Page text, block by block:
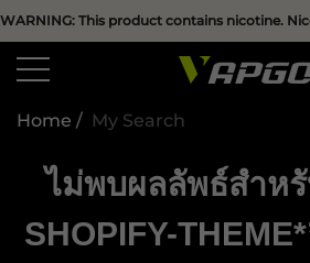
WARNING: This product contains nicotine.
Home My Search
ไม่พบผลลัพธ์สำหรั
SHOPIFY-
Have